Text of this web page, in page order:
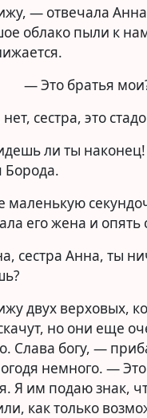
— отвечала
облако пыли к
— Это братья
сестра, это
ли ты
Борода.
его жена и опять
сестра Анна, ты
двух верховых,
но они еще
Слава богу, —
немного. —
Я им подаю знак,
как только